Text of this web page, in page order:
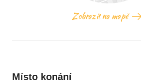
Zobrazit na mapě
Místo konání